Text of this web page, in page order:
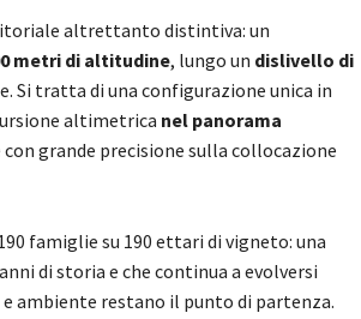
altrettanto distintiva: un
metri di altitudine, lungo un dislivello di
Si tratta di una configurazione unica in
altimetrica nel panorama
grande precisione sulla collocazione
famiglie su 190 ettari di vigneto: una
di storia e che continua a evolversi
ambiente restano il punto di partenza.